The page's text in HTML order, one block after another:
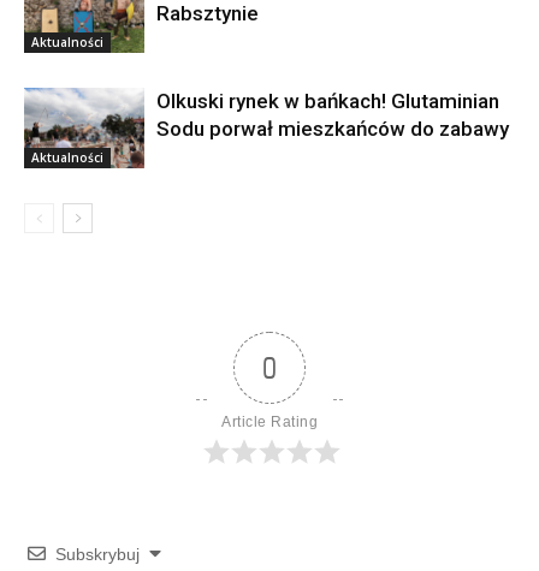
Aktualności
Rabsztynie
Aktualności
Olkuski rynek w bańkach! Glutaminian
Sodu porwał mieszkańców do zabawy
0
Article Rating
Subskrybuj